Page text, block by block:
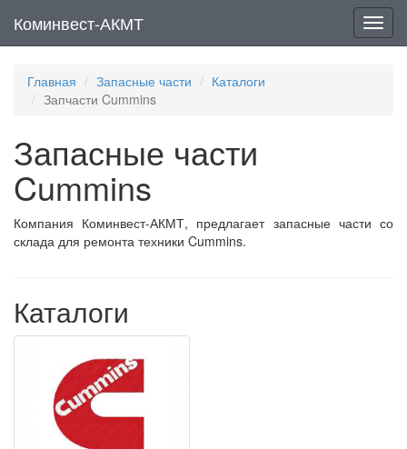
Меню
Коминвест-АКМТ
Главная Запасные части
Каталоги
Запчасти Cummins
Запасные части
Cummins
Компания Коминвест-АКМТ, предлагает запасные части со
склада для ремонта техники Cummins.
Каталоги